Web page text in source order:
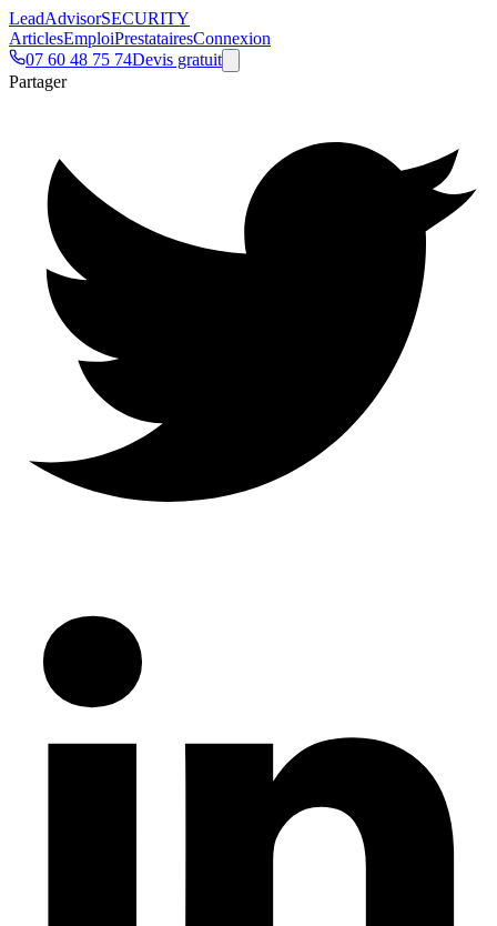
LeadAdvisorSECURITY
ArticlesEmploiPrestatairesConnexion
07 60 48 75 74Devis gratuit
Partager